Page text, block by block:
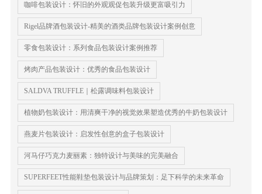
咖啡包装设计：怀旧的外观观促包装升级更富吸引力
Rigel品牌酒包装设计-精美的酒类品牌包装设计案例创意
零食包装设计：系列食品包装设计案例推荐
烤肉产品包装设计：优秀的食品包装设计
SALDVA TRUFFLE｜松露调味料包装设计
植物奶包装设计：用清爽干净的视觉效果塑造优秀的牛奶包装设计
燕麦片包装设计：启发性创意的盒子包装设计
河马仔巧克力麦丽素：独特设计与美味的完美融合
SUPERFEET性能鞋垫包装设计与品牌策划：足下科学的未来革命